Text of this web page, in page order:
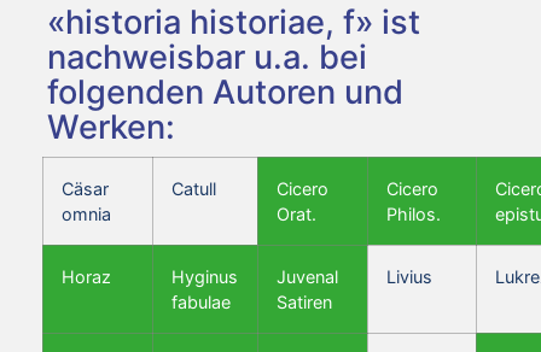
«historia historiae, f» ist
nachweisbar u.a. bei
folgenden Autoren und
Werken:
Cäsar
omnia
Catull
Cicero
Orat.
Cicero
Philos.
Horaz
Hyginus
fabulae
Juvenal
Satiren
Livius